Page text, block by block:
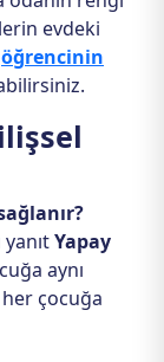
evdeki
öğrencinin
Yapay
aynı
her çocuğa